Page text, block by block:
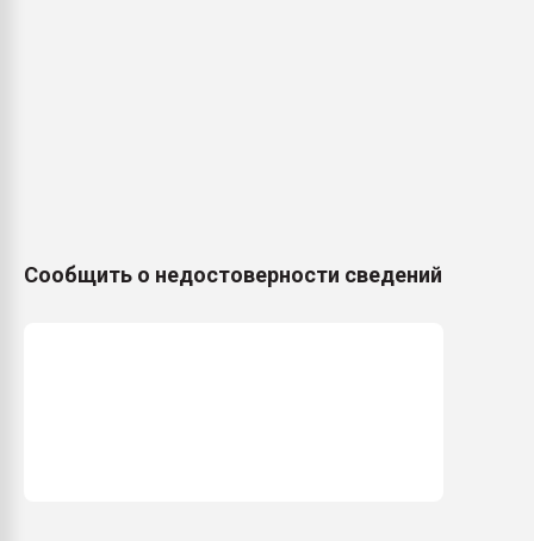
Сообщить о недостоверности сведений